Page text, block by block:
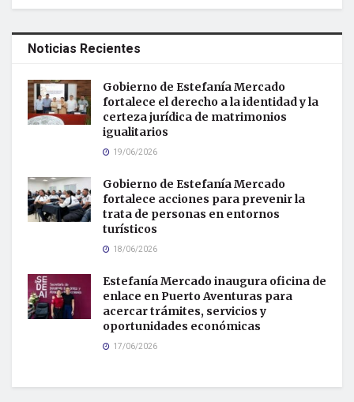
Noticias Recientes
Gobierno de Estefanía Mercado
fortalece el derecho a la identidad y la
certeza jurídica de matrimonios
igualitarios
19/06/2026
Gobierno de Estefanía Mercado
fortalece acciones para prevenir la
trata de personas en entornos
turísticos
18/06/2026
Estefanía Mercado inaugura oficina de
enlace en Puerto Aventuras para
acercar trámites, servicios y
oportunidades económicas
17/06/2026